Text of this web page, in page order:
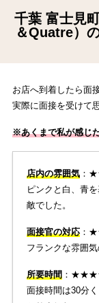
千葉 富士見
＆Quatre）
お店へ到着したら面
実際に面接を受けて
※あくまで私が感じ
店内の雰囲気：
ピンクと白、青
敵でした。
面接官の対応：
フランクな雰囲
所要時間：
面接時間は30分